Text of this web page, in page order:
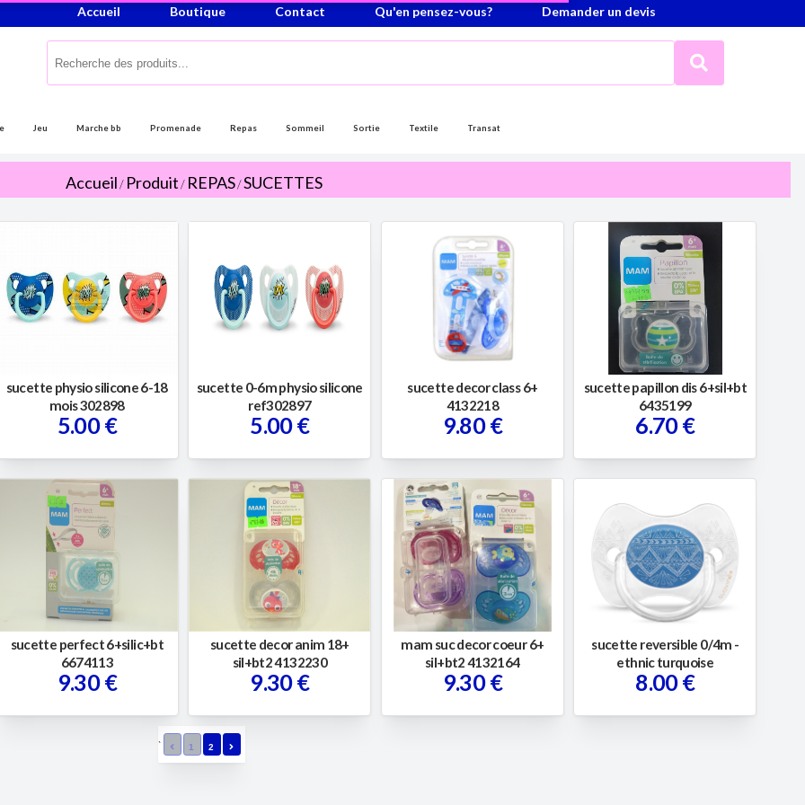
Accueil Boutique Contact Qu'en pensez-vous? Demander un devis
Jeu Marche bb Promenade Repas Sommeil Sortie Textile Transat
Accueil/ Produit/ REPAS/SUCETTES
sucette physio silicone 6-18
mois 302898
5.00 €
sucette 0-6m physio silicone
ref302897
5.00 €
sucette decor class 6+
4132218
9.80 €
sucette papillon dis 6+sil+bt
6435199
6.70 €
sucette perfect 6+silic+bt
6674113
9.30 €
sucette decor anim 18+
sil+bt2 4132230
9.30 €
mam suc decor coeur 6+
sil+bt2 4132164
9.30 €
sucette reversible 0/4m -
ethnic turquoise
8.00 €
` 1 2